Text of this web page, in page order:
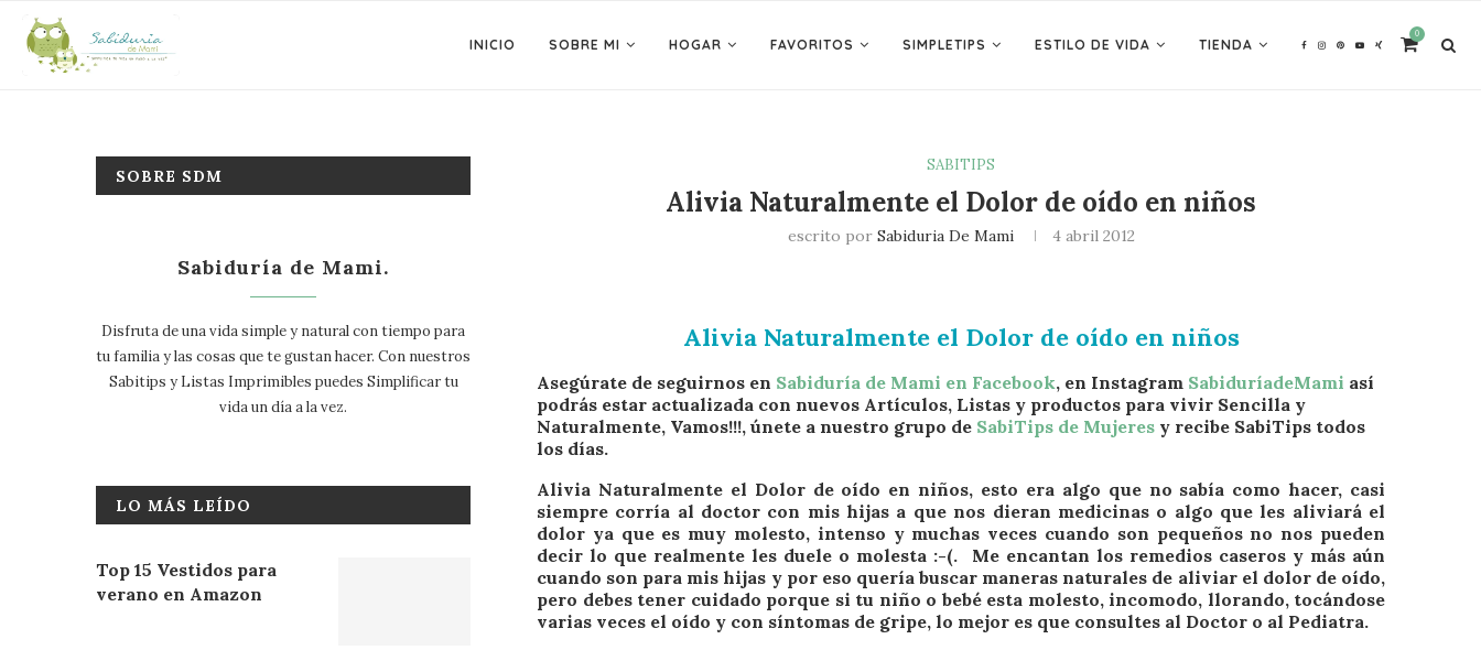
INICIO SOBRE MI HOGAR FAVORITOS SIMPLETIPS ESTILO DE VIDA TIENDA
0
SABITIPS
Alivia Naturalmente el Dolor de oído en niños
escrito por Sabiduria De Mami 4 abril 2012
Alivia Naturalmente el Dolor de oído en niños
Asegúrate de seguirnos en Sabiduría de Mami en Facebook, en Instagram SabiduríadeMami así
podrás estar actualizada con nuevos Artículos, Listas y productos para vivir Sencilla y
Naturalmente, Vamos!!!, únete a nuestro grupo de SabiTips de Mujeres y recibe SabiTips todos
los días.
Alivia Naturalmente el Dolor de oído en niños, esto era algo que no sabía como hacer, casi
siempre corría al doctor con mis hijas a que nos dieran medicinas o algo que les aliviará el
dolor ya que es muy molesto, intenso y muchas veces cuando son pequeños no nos pueden
decir lo que realmente les duele o molesta :-(. Me encantan los remedios caseros y más aún
cuando son para mis hijas y por eso quería buscar maneras naturales de aliviar el dolor de oído,
pero debes tener cuidado porque si tu niño o bebé esta molesto, incomodo, llorando, tocándose
varias veces el oído y con síntomas de gripe, lo mejor es que consultes al Doctor o al Pediatra.
SOBRE SDM
Sabiduría de Mami.
Disfruta de una vida simple y natural con tiempo para
tu familia y las cosas que te gustan hacer. Con nuestros
Sabitips y Listas Imprimibles puedes Simplificar tu
vida un día a la vez.
LO MÁS LEÍDO
Top 15 Vestidos para
verano en Amazon